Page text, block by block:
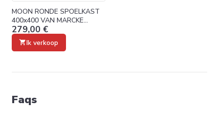
MOON RONDE SPOELKAST
400x400 VAN MARCKE
GENUINE 20003053
279,00 €
Ik verkoop
Faqs